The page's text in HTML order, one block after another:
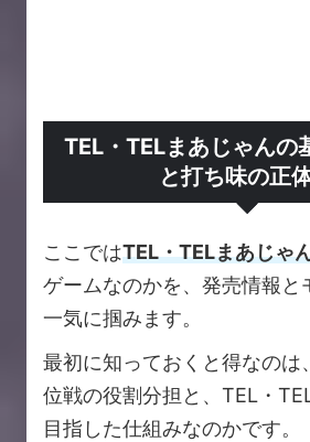
TEL・TELまあじゃんの
と打ち味の正体
ここではTEL・TELまあじゃ
ゲームなのかを、発売情報と
一気に掴みます。
最初に知っておくと得なのは
位戦の役割分担と、TEL・
目指した仕組みなのかです。